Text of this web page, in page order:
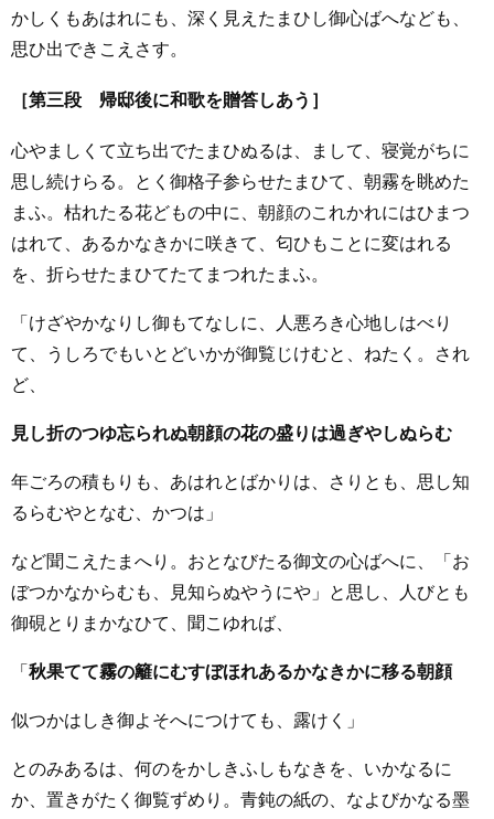
かしくもあはれにも、深く見えたまひし御心ばへなども、
思ひ出できこえさす。
［第三段 帰邸後に和歌を贈答しあう］
心やましくて立ち出でたまひぬるは、まして、寝覚がちに
思し続けらる。とく御格子参らせたまひて、朝霧を眺めた
まふ。枯れたる花どもの中に、朝顔のこれかれにはひまつ
はれて、あるかなきかに咲きて、匂ひもことに変はれる
を、折らせたまひてたてまつれたまふ。
「けざやかなりし御もてなしに、人悪ろき心地しはべり
て、うしろでもいとどいかが御覧じけむと、ねたく。され
ど、
見し折のつゆ忘られぬ朝顔の花の盛りは過ぎやしぬらむ
年ごろの積もりも、あはれとばかりは、さりとも、思し知
るらむやとなむ、かつは」
など聞こえたまへり。おとなびたる御文の心ばへに、「お
ぼつかなからむも、見知らぬやうにや」と思し、人びとも
御硯とりまかなひて、聞こゆれば、
「 秋果てて霧の籬にむすぼほれあるかなきかに移る朝顔
似つかはしき御よそへにつけても、露けく」
とのみあるは、何のをかしきふしもなきを、いかなるに
か、置きがたく御覧ずめり。青鈍の紙の、なよびかなる墨